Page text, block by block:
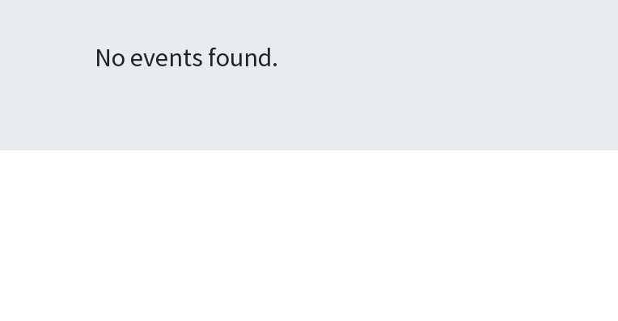
No events found.